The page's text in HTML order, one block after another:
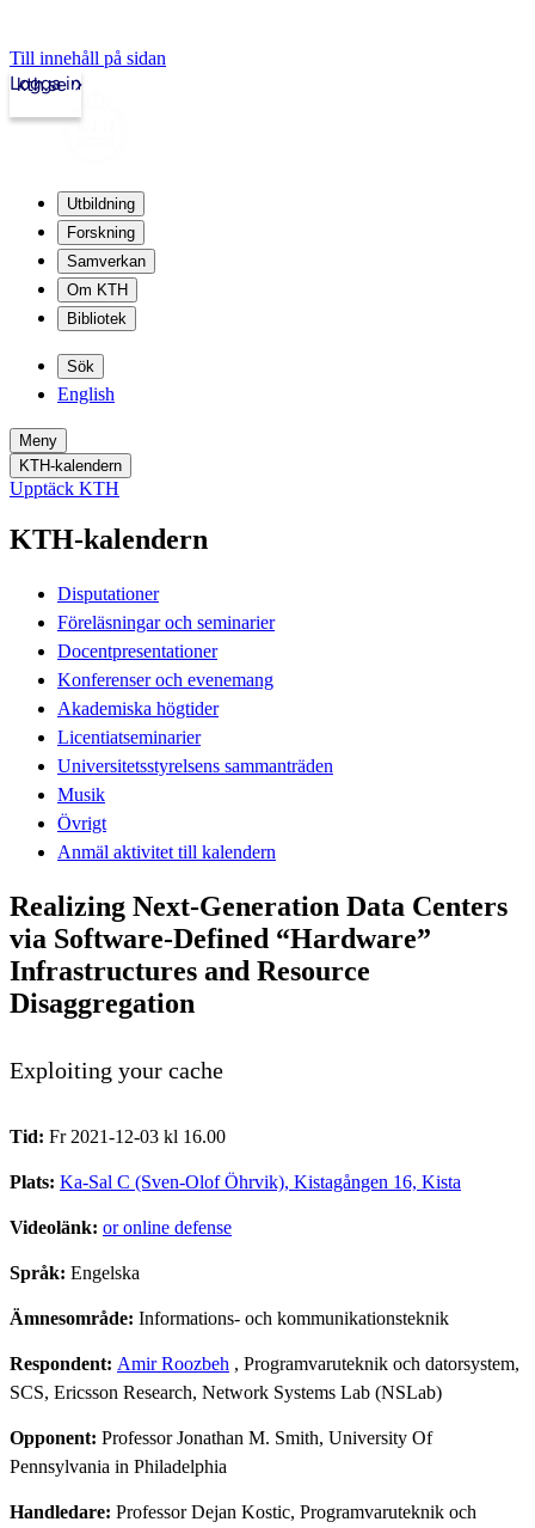
Till innehåll på sidan
kth.se
Logga in
Utbildning
Forskning
Samverkan
Om KTH
Bibliotek
Sök
English
Meny
KTH-kalendern
Upptäck KTH
KTH-kalendern
Disputationer
Föreläsningar och seminarier
Docentpresentationer
Konferenser och evenemang
Akademiska högtider
Licentiatseminarier
Universitetsstyrelsens sammanträden
Musik
Övrigt
Anmäl aktivitet till kalendern
Realizing Next-Generation Data Centers
via Software-Defined “Hardware”
Infrastructures and Resource
Disaggregation
Exploiting your cache
Tid: Fr 2021-12-03 kl 16.00
Plats: Ka-Sal C (Sven-Olof Öhrvik), Kistagången 16, Kista
Videolänk: or online defense
Språk: Engelska
Ämnesområde: Informations- och kommunikationsteknik
Respondent: Amir Roozbeh , Programvaruteknik och datorsystem,
SCS, Ericsson Research, Network Systems Lab (NSLab)
Opponent: Professor Jonathan M. Smith, University Of
Pennsylvania in Philadelphia
Handledare: Professor Dejan Kostic, Programvaruteknik och